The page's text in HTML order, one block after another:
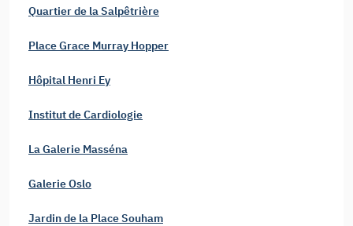
Quartier de la Salpêtrière
Place Grace Murray Hopper
Hôpital Henri Ey
Institut de Cardiologie
La Galerie Masséna
Galerie Oslo
Jardin de la Place Souham